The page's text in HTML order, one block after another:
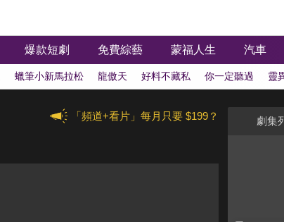
爆款短劇 免費綜藝 蒙福人生 汽車
蠟筆小新馬拉松 龍傲天 好料不藏私 你一定聽過 靈
「頻道+看片」每月只要 $199？ 劇集